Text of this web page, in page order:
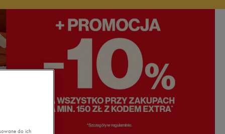
BUTY DLA CHŁOPCA BUTY DLA DZIEWCZYNKI
0-4 lat
4-8 lat
9-16 lat
do ich